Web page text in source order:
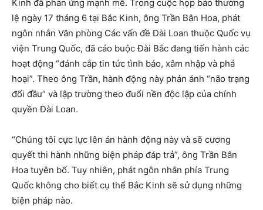
Kinh đã phản ứng mạnh mẽ. Trong cuộc họp báo thường
lệ ngày 17 tháng 6 tại Bắc Kinh, ông Trần Bân Hoa, phát
ngôn nhân Văn phòng Các vấn đề Đài Loan thuộc Quốc vụ
viện Trung Quốc, đã cáo buộc Đài Bắc đang tiến hành các
hoạt động “đánh cắp tin tức tình báo, xâm nhập và phá
hoại”. Theo ông Trần, hành động này phản ánh “não trạng
đối đầu” và lập trường theo đuổi nền độc lập của chính
quyền Đài Loan.
“Chúng tôi cực lực lên án hành động này và sẽ cương
quyết thi hành những biện pháp đáp trả”, ông Trần Bân
Hoa tuyên bố. Tuy nhiên, phát ngôn nhân phía Trung
Quốc không cho biết cụ thể Bắc Kinh sẽ sử dụng những
biện pháp nào.